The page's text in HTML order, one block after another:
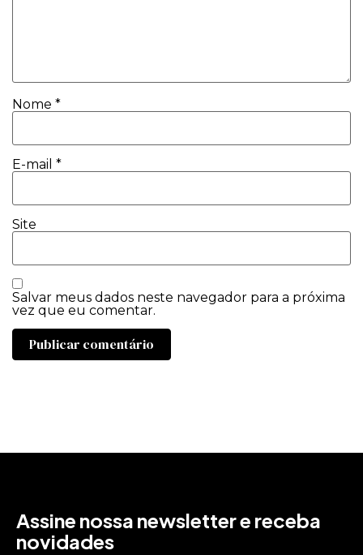
Nome *
E-mail *
Site
Salvar meus dados neste navegador para a próxima
vez que eu comentar.
Assine nossa newsletter e receba
novidades